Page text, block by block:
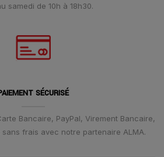
samedi de 10h à 18h30.
SÉCURISÉ
Bancaire, PayPal, Virement Bancaire,
frais avec notre partenaire ALMA.